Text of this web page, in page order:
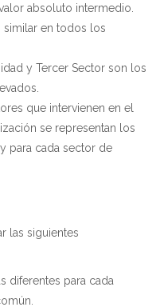
absoluto intermedio.
similar en todos los
y Tercer Sector son los
que intervienen en el
se representan los
para cada sector de
las siguientes
diferentes para cada